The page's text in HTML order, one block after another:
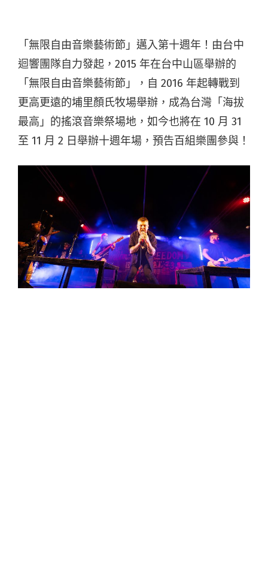
「無限自由音樂藝術節」邁入第十週年！由台中
迴響團隊自力發起，2015 年在台中山區舉辦的
「無限自由音樂藝術節」，自 2016 年起轉戰到
更高更遠的埔里顏氏牧場舉辦，成為台灣「海拔
最高」的搖滾音樂祭場地，如今也將在 10 月 31
至 11 月 2 日舉辦十週年場，預告百組樂團參與！